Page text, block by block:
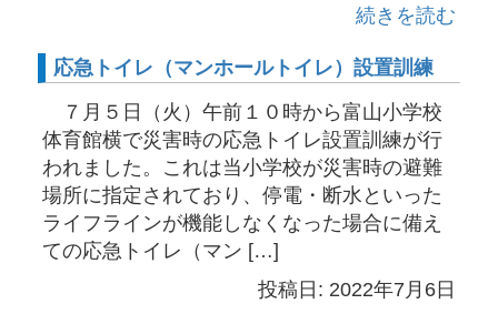
続きを読む
応急トイレ（マンホールトイレ）設置訓練
７月５日（火）午前１０時から富山小学校
体育館横で災害時の応急トイレ設置訓練が行
われました。これは当小学校が災害時の避難
場所に指定されており、停電・断水といった
ライフラインが機能しなくなった場合に備え
ての応急トイレ（マン […]
投稿日: 2022年7月6日